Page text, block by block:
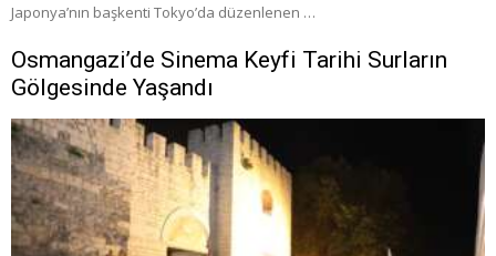
Japonya’nın başkenti Tokyo’da düzenlenen …
Osmangazi’de Sinema Keyfi Tarihi Surların
Gölgesinde Yaşandı